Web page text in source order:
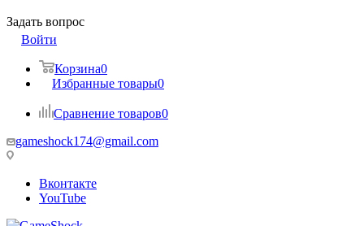
Задать вопрос
Войти
Корзина0
Избранные товары0
Сравнение товаров0
gameshock174@gmail.com
Вконтакте
YouTube